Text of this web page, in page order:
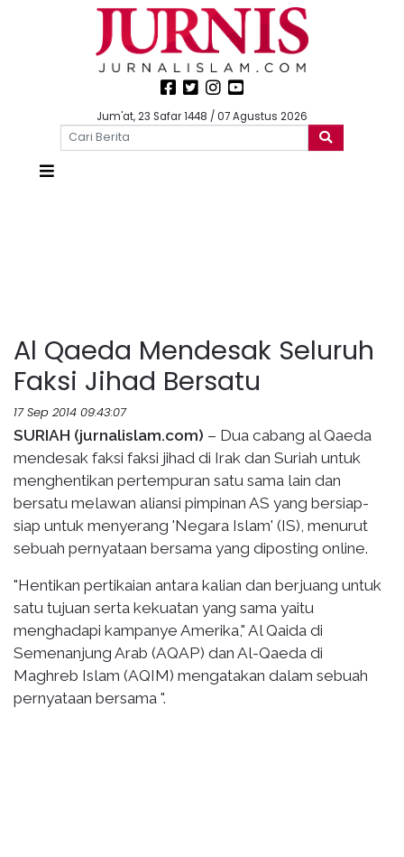
Jum'at, 23 Safar 1448 / 07 Agustus 2026
Al Qaeda Mendesak Seluruh
Faksi Jihad Bersatu
17 Sep 2014 09:43:07
SURIAH (jurnalislam.com) – Dua cabang al Qaeda
mendesak faksi faksi jihad di Irak dan Suriah untuk
menghentikan pertempuran satu sama lain dan
bersatu melawan aliansi pimpinan AS yang bersiap-
siap untuk menyerang 'Negara Islam' (IS), menurut
sebuah pernyataan bersama yang diposting online.
"Hentikan pertikaian antara kalian dan berjuang untuk
satu tujuan serta kekuatan yang sama yaitu
menghadapi kampanye Amerika," Al Qaida di
Semenanjung Arab (AQAP) dan Al-Qaeda di
Maghreb Islam (AQIM) mengatakan dalam sebuah
pernyataan bersama ".